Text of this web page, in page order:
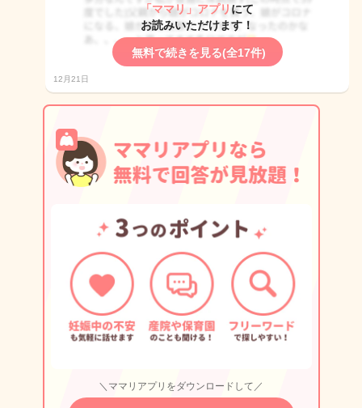
「ママリ」アプリ にて
お読みいただけます！
無料で続きを見る(全17件)
12月21日
＼ママリアプリをダウンロードして／